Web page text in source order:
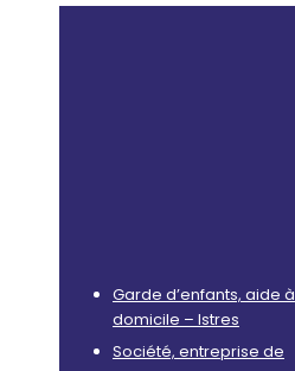
Garde d’enfants, aide à
domicile – Istres
Société, entreprise de